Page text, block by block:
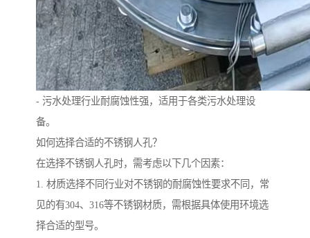
- 污水处理行业耐腐蚀性强，适用于各类污水处理设
备。
如何选择合适的不锈钢人孔？
在选择不锈钢人孔时，需考虑以下几个因素：
1. 材质选择不同行业对不锈钢的耐腐蚀性要求不同，常
见的有304、316等不锈钢材质，需根据具体使用环境选
择合适的型号。